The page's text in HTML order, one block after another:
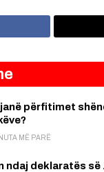
përfitimet
MË PARË
ndaj deklaratës